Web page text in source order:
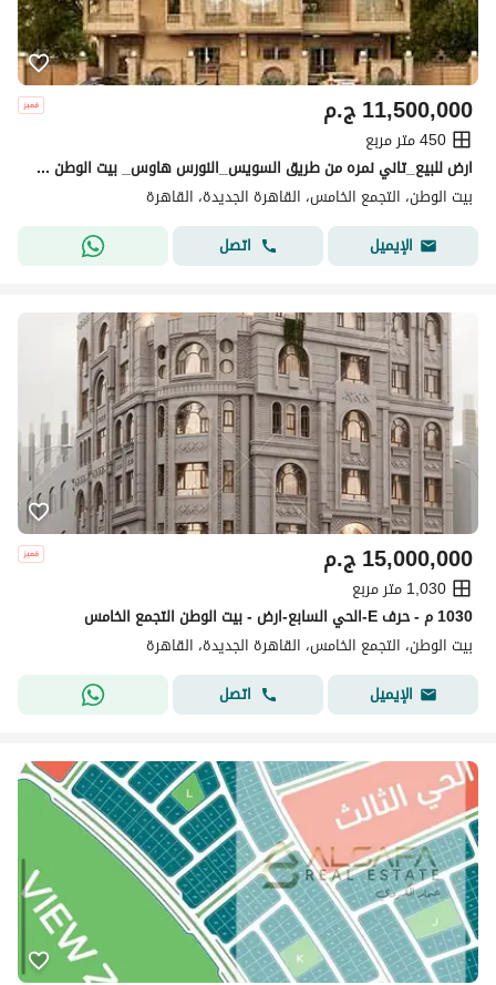
ج.م11,500,000
450 متر مربع
ارض للبيع_تاني نمره من طريق السويس_النورس هاوس_ بيت الوطن _ التجمع الخامس _ القاهرة الجديدة
بيت الوطن، التجمع الخامس، القاهرة الجديدة، القاهرة
الإيميل
اتصل
ج.م15,000,000
1,030 متر مربع
1030 م - حرف E-الحي السابع-ارض - بيت الوطن التجمع الخامس
بيت الوطن، التجمع الخامس، القاهرة الجديدة، القاهرة
الإيميل
اتصل